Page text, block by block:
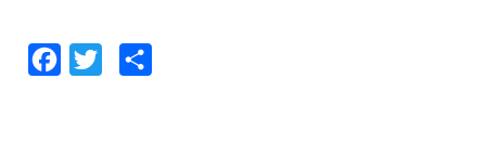
Facebook Twitter